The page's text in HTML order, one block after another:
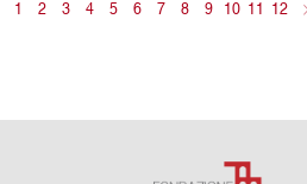
1 2 3 4 5 6 7 8 9 10 11 12